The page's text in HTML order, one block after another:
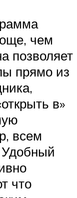
чем
позволяет
прямо из
в»
всем
что